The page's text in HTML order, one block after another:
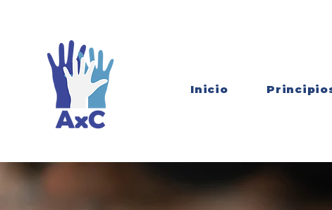
Inicio